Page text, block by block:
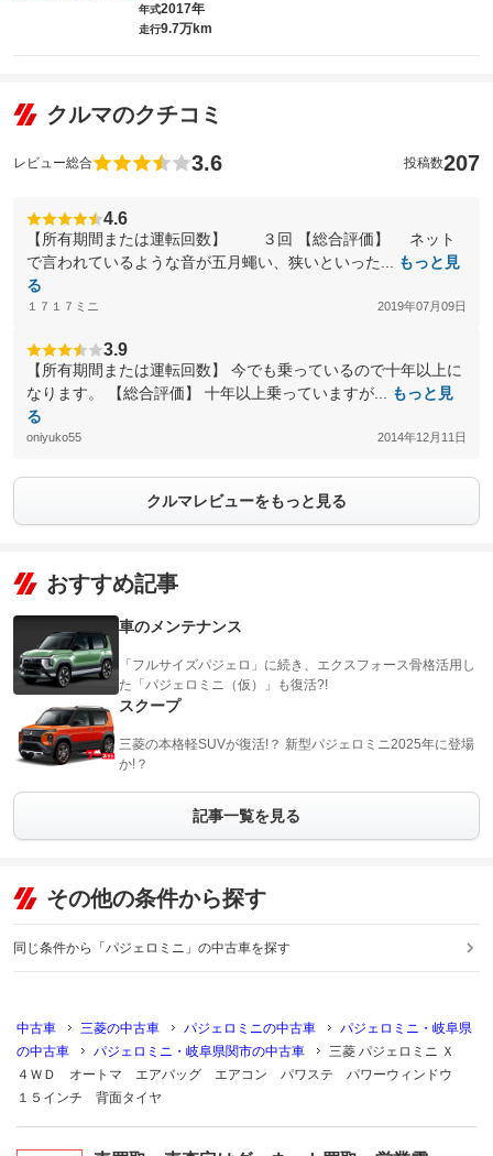
年式2017年
走行9.7万km
クルマのクチコミ
レビュー総合 3.6 投稿数207
4.6
【所有期間または運転回数】 ３回 【総合評価】 ネット
で言われているような音が五月蠅い、狭いといった...
もっと見
る
１７１７ミニ 2019年07月09日
3.9
【所有期間または運転回数】 今でも乗っているので十年以上に
なります。 【総合評価】 十年以上乗っていますが...
もっと見
る
oniyuko55 2014年12月11日
クルマレビューをもっと見る
おすすめ記事
車のメンテナンス
「フルサイズパジェロ」に続き、エクスフォース骨格活用し
た「パジェロミニ（仮）」も復活?!
スクープ
三菱の本格軽SUVが復活!？ 新型パジェロミニ2025年に登場
か!？
記事一覧を見る
その他の条件から探す
同じ条件から「パジェロミニ」の中古車を探す
中古車 三菱の中古車 パジェロミニの中古車
パジェロミニ・岐阜県
の中古車
パジェロミニ・岐阜県関市の中古車
三菱 パジェロミニ Ｘ
４ＷＤ オートマ エアバッグ エアコン パワステ パワーウィンドウ
１５インチ 背面タイヤ